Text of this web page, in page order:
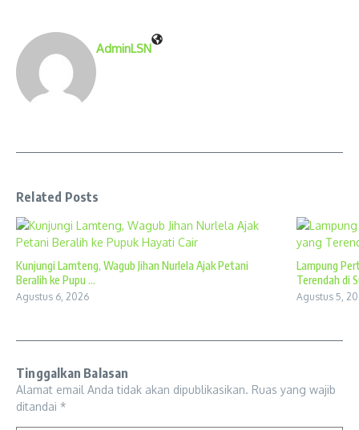
AdminLSN
Related Posts
Kunjungi Lamteng, Wagub Jihan Nurlela Ajak Petani
Beralih ke Pupu ...
Agustus 6, 2026
Lampung
Terendah di
Agustus 5,
Tinggalkan Balasan
Alamat email Anda tidak akan dipublikasikan. Ruas yang wajib
ditandai *